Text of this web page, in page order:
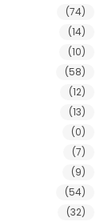
(74)
(14)
(10)
(58)
(12)
(13)
(0)
(7)
(9)
(54)
(32)